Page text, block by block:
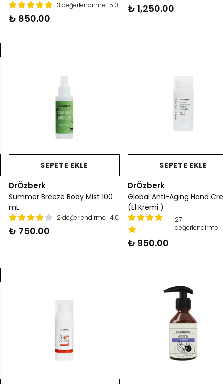
3 değerlendirme 5.0
₺ 850.00
₺ 1,250.00
SEPETE EKLE
DrÖzberk
Summer Breeze Body Mist 100
mL
2 değerlendirme 4.0
₺ 750.00
SEPETE EKLE
DrÖzberk
Global Anti-Aging Hand
(El Kremi )
27
değerlendirme
₺ 950.00